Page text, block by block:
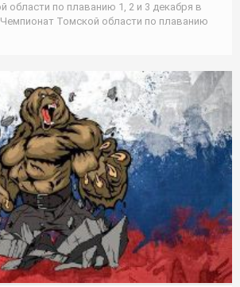
области по плаванию 1, 2 и 3 декабря в
Томской области по плаванию